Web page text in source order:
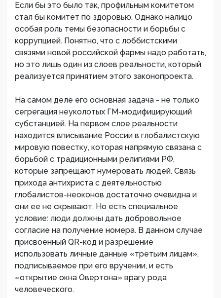
Если бы это было так, профильным комитетом
стал бы комитет по здоровью. Однако налицо
особая роль темы безопасности и борьбы с
коррупцией. Понятно, что с лоббистскими
связями новой российской фармы надо работать,
но это лишь один из слоев реальности, который
реализуется принятием этого законопроекта.
На самом деле его основная задача - не только
сегрегация неуколотых ГМ-модифицирующий
субстанцией. На первом слое реальности
находится вписывание России в глобалистскую
мировую повестку, которая напрямую связана с
борьбой с традиционными религиями РФ,
которые запрещают нумеровать людей. Связь
прихода антихриста с деятельностью
глобалистов-неоконов достаточно очевидна и
они ее не скрывают. Но есть специальное
условие: люди должны дать добровольное
согласие на получение номера. В данном случае
присвоенный QR-код и разрешение
использовать личные данные «третьим лицам»,
подписываемое при его вручении, и есть
«открытие окна Овертона» врагу рода
человеческого.